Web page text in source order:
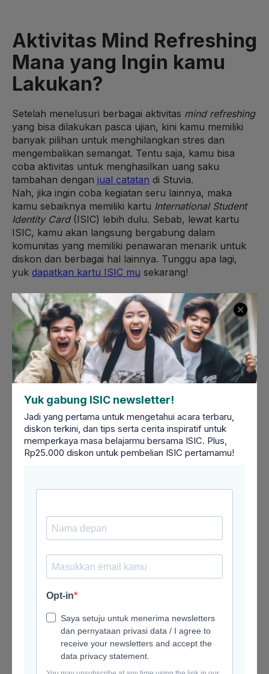
Aktivitas Mind Refreshing
Mana yang Ingin kamu
Lakukan?
Setelah menelusuri berbagai aktivitas mind refreshing
yang bisa dilakukan pasca ujian, kini kamu memiliki
banyak pilihan untuk menghilangkan stres dan
mengembalikan semangat. Tentu saja, kamu bisa
coba aktivitas untuk menghasilkan uang saku
tambahan dengan jual catatan di Stuvia.
Nah, jika ingin coba kegiatan seru lainnya, maka
kamu sebaiknya memiliki kartu International Student
Identity Card(ISIC) lebih dulu. Sebab, lewat kartu
ISIC, kamu akan langsung bergabung dalam
komunitas yang memiliki penawaran menarik untuk
diskon dan berbagai hal lainnya. Tunggu apa lagi,
yuk dapatkan kartu ISIC mu sekarang!
FAQ
Apa yang dimaksud dengan mind refreshing?
Mind refreshing dapat mengacu pada perpaduan
aktivitas yang berhubungan dengan alam dan hal
menyegarkan pikiran dan meredakan stres.
Bagaimana cara untuk menyegarkan pikiran?
Kamu bisa melakukan banyak hal, seperti liburan,
berjalan-jalan, hingga mendengarkan musik.
Apa saja aktivitasmind refreshingyang tidak
tanpa mengeluarkan biaya, kamu bisa mendengar
yang sudah dimiliki,jogging, dan masih banyak
Refreshing adalah kegiatan untuk menyegarkan
tubuh dan pikiran agar kondisi kamu menjadi lebih
Yuk gabung ISIC newsletter!
Jadi yang pertama untuk mengetahui acara terbaru,
diskon terkini, dan tips serta cerita inspiratif untuk
memperkaya masa belajarmu bersama ISIC. Plus,
Rp25.000 diskon untuk pembelian ISIC pertamamu!